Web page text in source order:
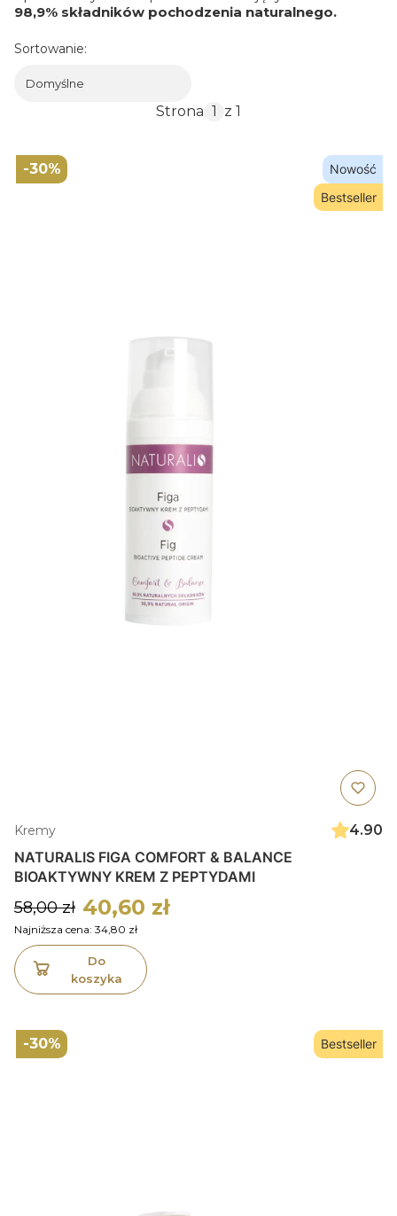
98,9% składników pochodzenia naturalnego.
Sortowanie:
Domyślne
Strona z 1
-30%
Nowość
Bestseller
Kremy 4.90
NATURALIS FIGA COMFORT & BALANCE
BIOAKTYWNY KREM Z PEPTYDAMI
58,00 zł 40,60 zł
Najniższa cena: 34,80 zł
Do
koszyka
-30% Bestseller